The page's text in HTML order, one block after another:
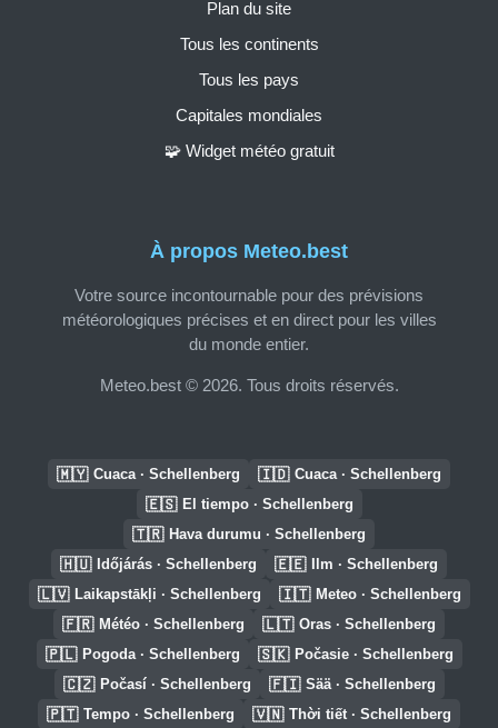
À propos Meteo.best
Votre source incontournable pour des prévisions
météorologiques précises et en direct pour les villes
du monde entier.
Meteo.best © 2026. Tous droits réservés.
Plan du site
Tous les continents
Tous les pays
Capitales mondiales
🧩 Widget météo gratuit
🇲🇾 Cuaca · Schellenberg 🇮🇩 Cuaca · Schellenberg
🇪🇸 El tiempo · Schellenberg
🇹🇷 Hava durumu · Schellenberg
🇭🇺 Időjárás · Schellenberg 🇪🇪 Ilm · Schellenberg
🇱🇻 Laikapstākļi · Schellenberg 🇮🇹 Meteo · Schellenberg
🇫🇷 Météo · Schellenberg 🇱🇹 Oras · Schellenberg
🇵🇱 Pogoda · Schellenberg 🇸🇰 Počasie · Schellenberg
🇨🇿 Počasí · Schellenberg 🇫🇮 Sää · Schellenberg
🇵🇹 Tempo · Schellenberg 🇻🇳 Thời tiết · Schellenberg